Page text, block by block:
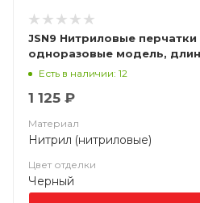
JSN9 Нитриловые
одноразовые модель,
0,15мм
Есть в наличии: 12
1 125 ₽
Материал
Нитрил (нитриловые)
Цвет отделки
Черный